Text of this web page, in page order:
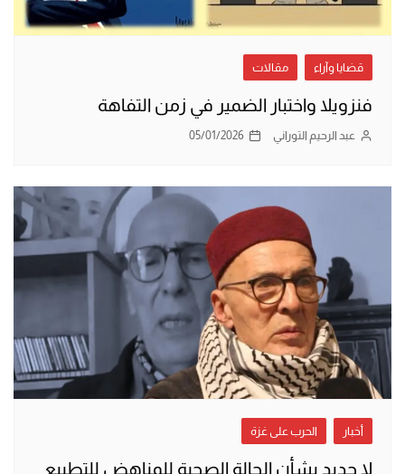
قضايا وآراء مقالات
فنزويلا واختبار الضمير في زمن التفاهة
عبد الرحيم التوراني 05/01/2026
أخبار الحرب على غزة
لا جديد بشأن الحالة الصحية للمناهض للتطبيع